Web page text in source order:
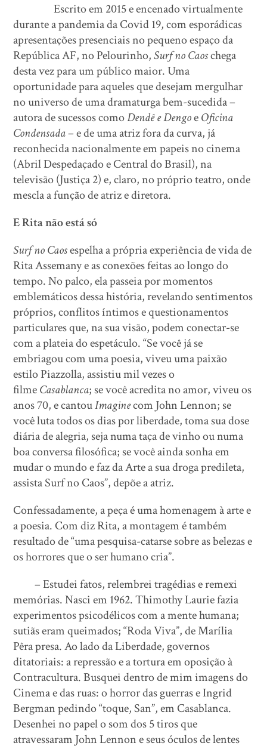
Escrito em 2015 e encenado virtualmente
durante a pandemia da Covid 19, com esporádicas
apresentações presenciais no pequeno espaço da
República AF, no Pelourinho,Surf no Caoschega
desta vez para um público maior. Uma
oportunidade para aqueles que desejam mergulhar
no universo de uma dramaturga bem-sucedida –
autora de sucessos comoDendê e DengoeOficina
Condensada– e de uma atriz fora da curva, já
reconhecida nacionalmente em papeis no cinema
(Abril Despedaçado e Central do Brasil), na
televisão (Justiça 2) e, claro, no próprio teatro, onde
mescla a função de atriz e diretora.
E Rita não está só
Surf no Caosespelha a própria experiência de vida de
Rita Assemany e as conexões feitas ao longo do
tempo. No palco, ela passeia por momentos
emblemáticos dessa história, revelando sentimentos
próprios, conflitos íntimos e questionamentos
particulares que, na sua visão, podem conectar-se
com a plateia do espetáculo. “Se você já se
embriagou com uma poesia, viveu uma paixão
estilo Piazzolla, assistiu mil vezes o
filmeCasablanca; se você acredita no amor, viveu os
anos 70, e cantouImaginecom John Lennon; se
você luta todos os dias por liberdade, toma sua dose
diária de alegria, seja numa taça de vinho ou numa
boa conversa filosófica; se você ainda sonha em
mudar o mundo e faz da Arte a sua droga predileta,
assista Surf no Caos”, depõe a atriz.
Confessadamente, a peça é uma homenagem à arte e
a poesia. Com diz Rita, a montagem é também
resultado de “uma pesquisa-catarse sobre as belezas e
os horrores que o ser humano cria”.
– Estudei fatos, relembrei tragédias e remexi
memórias. Nasci em 1962. Thimothy Laurie fazia
experimentos psicodélicos com a mente humana;
sutiãs eram queimados; “Roda Viva”, de Marília
Pêra presa. Ao lado da Liberdade, governos
ditatoriais: a repressão e a tortura em oposição à
Contracultura. Busquei dentro de mim imagens do
Cinema e das ruas: o horror das guerras e Ingrid
Bergman pedindo “toque, San”, em Casablanca.
Desenhei no papel o som dos 5 tiros que
atravessaram John Lennon e seus óculos de lentes